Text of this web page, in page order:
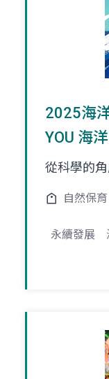
2025海
YOU 海
從科學的
自然保育
永續發展